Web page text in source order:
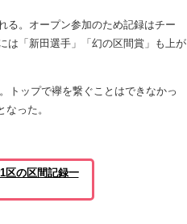
る。オープン参加のため記録はチー
は「新田選手」「幻の区間賞」も上が
トップで襷を繋ぐことはできなかっ
った。
区の区間記録一